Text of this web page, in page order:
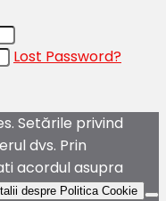
Lost Password?
Setările privind
dvs. Prin
acordul asupra
despre Politica Cookie